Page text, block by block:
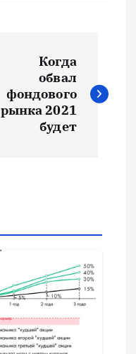
Когда
обвал
фондового
рынка 2021
будет